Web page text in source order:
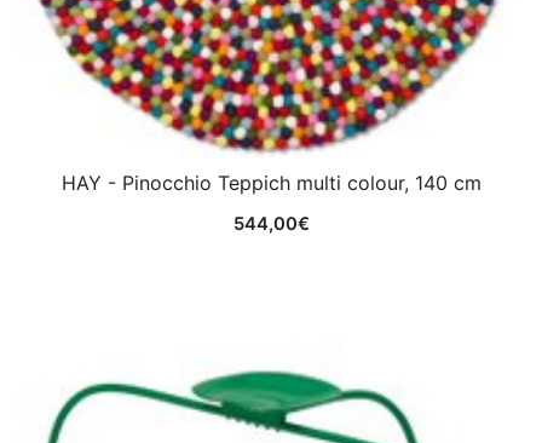
HAY - Pinocchio Teppich multi colour, 140 cm
544,00€